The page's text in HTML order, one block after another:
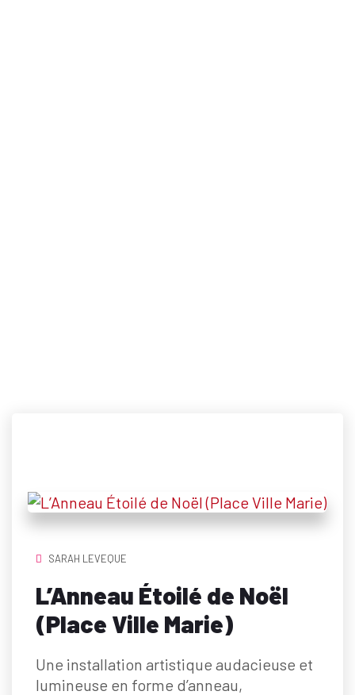
SARAH LEVEQUE
L’Anneau Étoilé de Noël
(Place Ville Marie)
Une installation artistique audacieuse et
lumineuse en forme d’anneau,